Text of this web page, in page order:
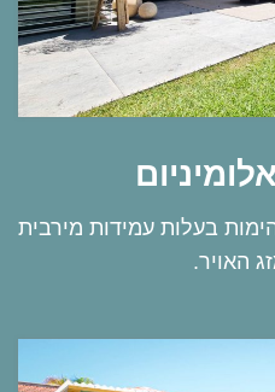
בעלות עמידות מירבית
האויר.